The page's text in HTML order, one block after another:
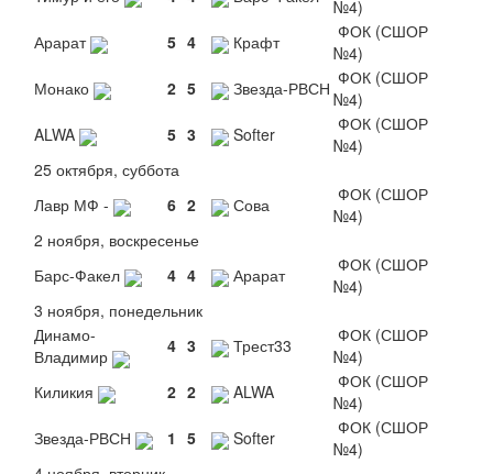
№4)
Арарат
5 4 Крафт
ФОК (СШОР
№4)
Монако
2 5 Звезда-РВСН ФОК (СШОР
№4)
ALWA
5 3 Softer
ФОК (СШОР
№4)
25 октября, суббота
Лавр МФ -
6 2 Сова
ФОК (СШОР
№4)
2 ноября, воскресенье
Барс-Факел
4 4 Арарат
ФОК (СШОР
№4)
3 ноября, понедельник
Динамо-
Владимир
4 3 Трест33
ФОК (СШОР
№4)
Киликия
2 2 ALWA
ФОК (СШОР
№4)
Звезда-РВСН
1 5 Softer
ФОК (СШОР
№4)